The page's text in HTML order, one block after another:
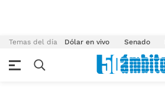
Temas del día Dólar en vivo Senado